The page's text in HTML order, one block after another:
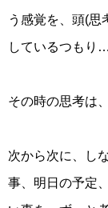
う感覚を、頭(思
しているつもり
その時の思考は
次から次に、し
事、明日の予定